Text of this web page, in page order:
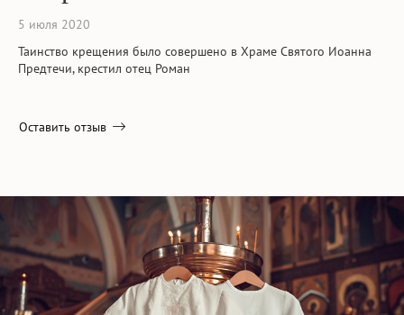
5 июля 2020
Таинство крещения было совершено в Храме Святого Иоанна
Предтечи, крестил отец Роман
Оставить отзыв